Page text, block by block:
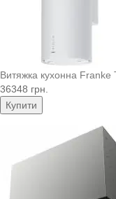
Витяжка кухонна Franke
36348 грн.
Купити